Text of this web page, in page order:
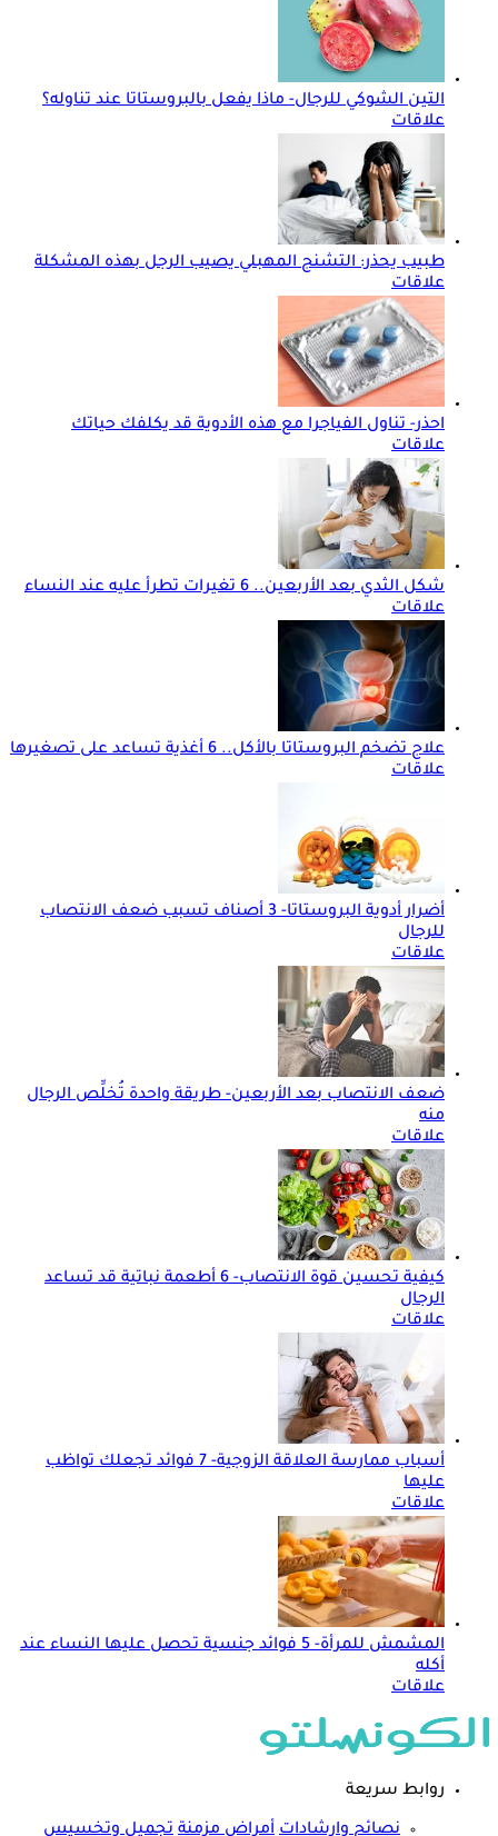
التين الشوكي للرجال- ماذا يفعل بالبروستاتا عند تناوله؟
علاقات
طبيب يحذر: التشنج المهبلي يصيب الرجل بهذه المشكلة
علاقات
احذر- تناول الفياجرا مع هذه الأدوية قد يكلفك حياتك
علاقات
شكل الثدي بعد الأربعين.. 6 تغيرات تطرأ عليه عند النساء
علاقات
علاج تضخم البروستاتا بالأكل.. 6 أغذية تساعد على تصغيرها
علاقات
أضرار أدوية البروستاتا- 3 أصناف تسبب ضعف الانتصاب
للرجال
علاقات
ضعف الانتصاب بعد الأربعين- طريقة واحدة تُخلِّص الرجال
منه
علاقات
كيفية تحسين قوة الانتصاب- 6 أطعمة نباتية قد تساعد
الرجال
علاقات
أسباب ممارسة العلاقة الزوجية- 7 فوائد تجعلك تواظب
عليها
علاقات
المشمش للمرأة- 5 فوائد جنسية تحصل عليها النساء عند
أكله
علاقات
روابط سريعة
نصائح وارشادات أمراض مزمنة تجميل وتخسيس